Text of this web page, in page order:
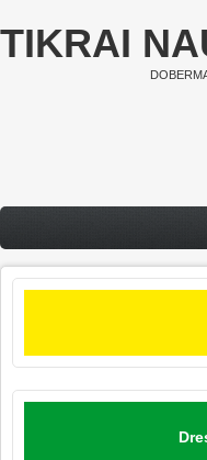
Pereiti į pagrindinį turinį
TIKRAI